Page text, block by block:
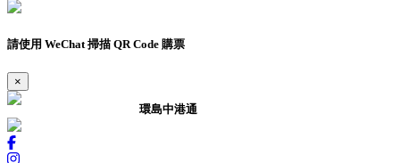
請使用 WeChat 掃描 QR Code 購票
×
環島中港通